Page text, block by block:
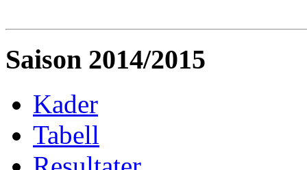
Saison 2014/2015
Kader
Tabell